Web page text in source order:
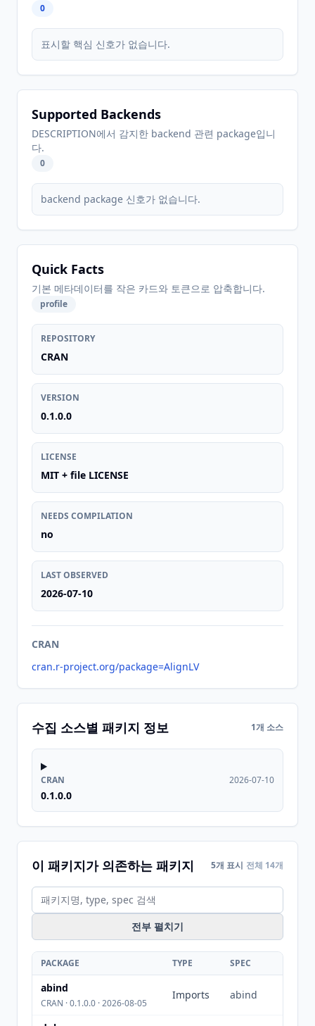
0
표시할 핵심 신호가 없습니다.
Supported Backends
DESCRIPTION에서 감지한 backend 관련 package입니
다.
0
backend package 신호가 없습니다.
Quick Facts
기본 메타데이터를 작은 카드와 토큰으로 압축합니다.
profile
REPOSITORY
CRAN
VERSION
0.1.0.0
LICENSE
MIT + file LICENSE
NEEDS COMPILATION
no
LAST OBSERVED
2026-07-10
CRAN
cran.r-project.org/package=AlignLV
수집 소스별 패키지 정보 1개 소스
CRAN
0.1.0.0
2026-07-10
이 패키지가 의존하는 패키지 5개 표시 전체 14개
전부 펼치기
PACKAGE TYPE SPEC
abind
CRAN · 0.1.0.0 · 2026-08-05
Imports abind